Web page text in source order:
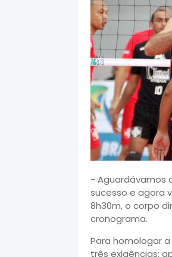
- Aguardávamos
sucesso e agora
8h30m, o corpo
cronograma.
Para homologar
três exigências: